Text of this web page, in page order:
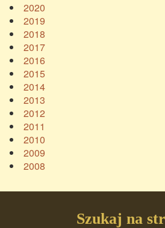
2020
2019
2018
2017
2016
2015
2014
2013
2012
2011
2010
2009
2008
Szukaj na